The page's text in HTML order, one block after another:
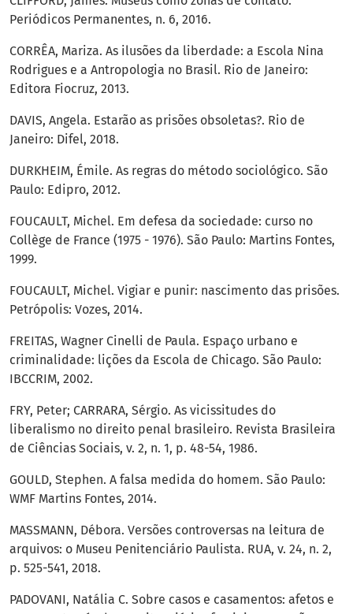
Periódicos Permanentes, n. 6, 2016.
CORRÊA, Mariza. As ilusões da liberdade: a Escola Nina
Rodrigues e a Antropologia no Brasil. Rio de Janeiro:
Editora Fiocruz, 2013.
DAVIS, Angela. Estarão as prisões obsoletas?. Rio de
Janeiro: Difel, 2018.
DURKHEIM, Émile. As regras do método sociológico. São
Paulo: Edipro, 2012.
FOUCAULT, Michel. Em defesa da sociedade: curso no
Collège de France (1975 - 1976). São Paulo: Martins Fontes,
1999.
FOUCAULT, Michel. Vigiar e punir: nascimento das prisões.
Petrópolis: Vozes, 2014.
FREITAS, Wagner Cinelli de Paula. Espaço urbano e
criminalidade: lições da Escola de Chicago. São Paulo:
IBCCRIM, 2002.
FRY, Peter; CARRARA, Sérgio. As vicissitudes do
liberalismo no direito penal brasileiro. Revista Brasileira
de Ciências Sociais, v. 2, n. 1, p. 48-54, 1986.
GOULD, Stephen. A falsa medida do homem. São Paulo:
WMF Martins Fontes, 2014.
MASSMANN, Débora. Versões controversas na leitura de
arquivos: o Museu Penitenciário Paulista. RUA, v. 24, n. 2,
p. 525-541, 2018.
PADOVANI, Natália C. Sobre casos e casamentos: afetos e